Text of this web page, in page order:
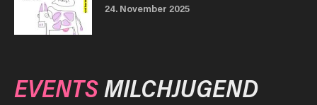
24. November 2025
EVENTSMILCHJUGEND